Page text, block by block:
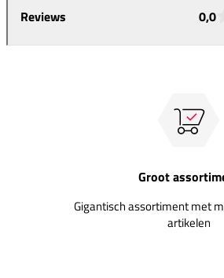
Reviews 0,0
Groot
Gigantisch assortiment met
artikelen